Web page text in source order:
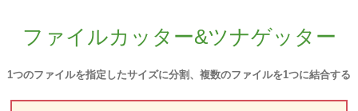
ファイルカッター&ツナゲッター
1つのファイルを指定したサイズに分割、複数のファイルを1つに結合する